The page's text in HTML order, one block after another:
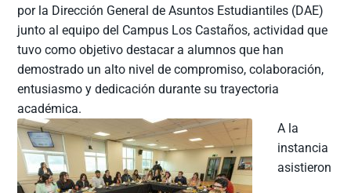
por la Dirección General de Asuntos Estudiantiles (DAE)
junto al equipo del Campus Los Castaños, actividad que
tuvo como objetivo destacar a alumnos que han
demostrado un alto nivel de compromiso, colaboración,
entusiasmo y dedicación durante su trayectoria
académica.
A la
instancia
asistieron